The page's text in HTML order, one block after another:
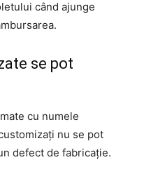
când ajunge
se pot
cu numele
nu se pot
defect de fabricație.